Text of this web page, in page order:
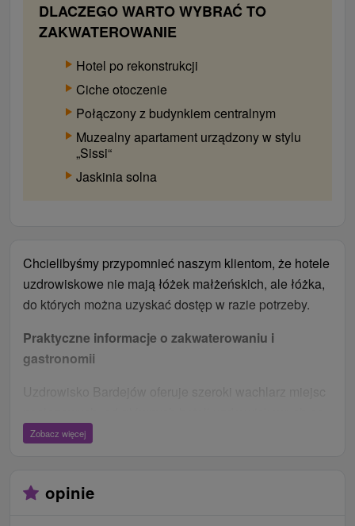
DLACZEGO WARTO WYBRAĆ TO
ZAKWATEROWANIE
Hotel po rekonstrukcji
Ciche otoczenie
Połączony z budynkiem centralnym
Muzealny apartament urządzony w stylu
„Sissi“
Jaskinia solna
Chcielibyśmy przypomnieć naszym klientom, że hotele
uzdrowiskowe nie mają łóżek małżeńskich, ale łóżka,
do których można uzyskać dostęp w razie potrzeby.
Praktyczne informacje o zakwaterowaniu i
gastronomii
mniejsze wille i sanatoria. Dla lepszej orientacji
Główne ośrodki (Ozón i Astória): Większość
Zobacz więcej
opinie